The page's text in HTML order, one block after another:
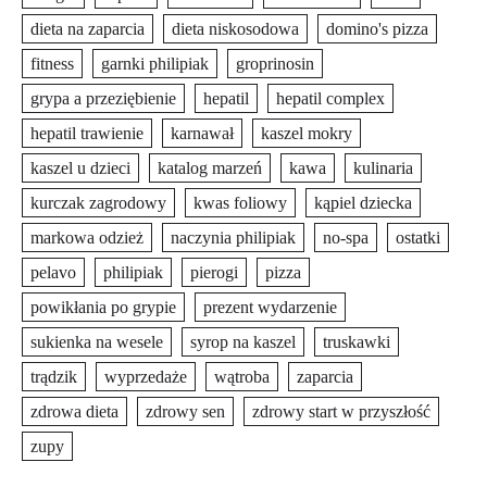
dieta na zaparcia
dieta niskosodowa
domino's pizza
fitness
garnki philipiak
groprinosin
grypa a przeziębienie
hepatil
hepatil complex
hepatil trawienie
karnawał
kaszel mokry
kaszel u dzieci
katalog marzeń kawa
kulinaria
kurczak zagrodowy
kwas foliowy
kąpiel dziecka
markowa odzież
naczynia philipiak no-spa
ostatki
pelavo
philipiak pierogi
pizza
powikłania po grypie
prezent wydarzenie
sukienka na wesele
syrop na kaszel
truskawki
trądzik
wyprzedaże wątroba
zaparcia
zdrowa dieta
zdrowy sen
zdrowy start w przyszłość
zupy